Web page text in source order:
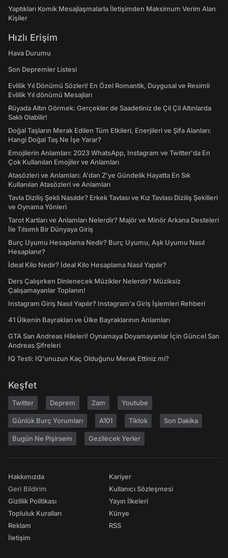
Yaptıkları Komik Mesajlaşmalarla İletişimden Maksimum Verim Alan
Kişiler
Hızlı Erişim
Hava Durumu
Son Depremler Listesi
Evlilik Yıl Dönümü Sözleri! En Özel Romantik, Duygusal ve Resimli
Evlilik Yıl dönümü Mesajları
Rüyada Altın Görmek: Gerçekler de Saadetiniz de Çil Çil Altınlarda
Saklı Olabilir!
Doğal Taşların Merak Edilen Tüm Etkileri, Enerjileri ve Şifa Alanları:
Hangi Doğal Taş Ne İşe Yarar?
Emojilerin Anlamları: 2023 WhatsApp, Instagram ve Twitter'da En
Çok Kullanılan Emojiler ve Anlamları
Atasözleri ve Anlamları: A'dan Z'ye Gündelik Hayatta En Sık
Kullanılan Atasözleri ve Anlamları
Tavla Diziliş Şekli Nasıldır? Erkek Tavlası ve Kız Tavlası Diziliş Şekilleri
ve Oynama Yönleri
Tarot Kartları ve Anlamları Nelerdir? Majör ve Minör Arkana Desteleri
İle Tılsımlı Bir Dünyaya Giriş
Burç Uyumu Hesaplama Nedir? Burç Uyumu, Aşk Uyumu Nasıl
Hesaplanır?
İdeal Kilo Nedir? İdeal Kilo Hesaplama Nasıl Yapılır?
Ders Çalışırken Dinlenecek Müzikler Nelerdir? Müziksiz
Çalışamayanlar Toplanın!
Instagram Giriş Nasıl Yapılır? Instagram'a Giriş İşlemleri Rehberi
41 Ülkenin Bayrakları ve Ülke Bayraklarının Anlamları
GTA San Andreas Hileleri! Oynamaya Doyamayanlar İçin Güncel San
Andreas Şifreleri
IQ Testi: IQ'unuzun Kaç Olduğunu Merak Ettiniz mi?
Keşfet
Twitter Deprem Zam Youtube
Günlük Burç Yorumları A101 Tiktok Son Dakika
Bugün Ne Pişirsem Gezilecek Yerler
Hakkımızda
Geri Bildirim
Gizlilik Politikası
Topluluk Kuralları
Reklam
İletişim
Kariyer
Kullanıcı Sözleşmesi
Yayın İlkeleri
Künye
RSS